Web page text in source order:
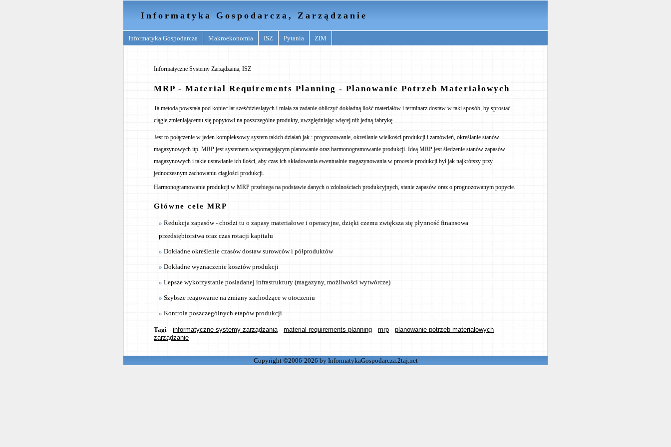
Informatyka Gospodarcza, Zarządzanie
Informatyka Gospodarcza Makroekonomia ISZ Pytania ZIM
Informatyczne Systemy Zarządzania, ISZ
MRP - Material Requirements Planning - Planowanie Potrzeb Materiałowych
Ta metoda powstała pod koniec lat sześćdziesiątych i miała za zadanie obliczyć dokładną ilość materiałów i terminarz dostaw w taki sposób, by sprostać
ciągle zmieniającemu się popytowi na poszczególne produkty, uwzględniając więcej niż jedną fabrykę.
Jest to połączenie w jeden kompleksowy system takich działań jak : prognozowanie, określanie wielkości produkcji i zamówień, określanie stanów
magazynowych itp. MRP jest systemem wspomagającym planowanie oraz harmonogramowanie produkcji. Ideą MRP jest śledzenie stanów zapasów
magazynowych i takie ustawianie ich ilości, aby czas ich składowania ewentualnie magazynowania w procesie produkcji był jak najkrótszy przy
jednoczesnym zachowaniu ciągłości produkcji.
Harmonogramowanie produkcji w MRP przebiega na podstawie danych o zdolnościach produkcyjnych, stanie zapasów oraz o prognozowanym popycie.
Główne cele MRP
Redukcja zapasów - chodzi tu o zapasy materiałowe i operacyjne, dzięki czemu zwiększa się płynność finansowa
przedsiębiorstwa oraz czas rotacji kapitału
Dokładne określenie czasów dostaw surowców i półproduktów
Dokładne wyznaczenie kosztów produkcji
Lepsze wykorzystanie posiadanej infrastruktury (magazyny, możliwości wytwórcze)
Szybsze reagowanie na zmiany zachodzące w otoczeniu
Kontrola poszczególnych etapów produkcji
Tagi informatyczne systemy zarządzania material requirements planning mrp
planowanie potrzeb materiałowych
zarządzanie
Copyright ©2006-2026 by InformatykaGospodarcza.2taj.net